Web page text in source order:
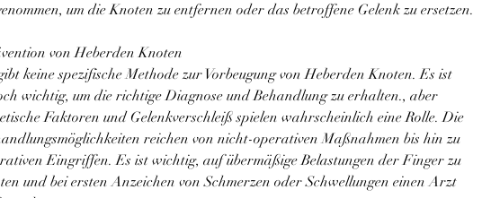
um die Knoten zu entfernen oder das betroffene Gelenk zu ersetzen.
von Heberden Knoten
keine spezifische Methode zur Vorbeugung von Heberden Knoten. Es ist
wichtig, um die richtige Diagnose und Behandlung zu erhalten., aber
Faktoren und Gelenkverschleiß spielen wahrscheinlich eine Rolle. Die
reichen von nicht-operativen Maßnahmen bis hin zu
Eingriffen. Es ist wichtig, auf übermäßige Belastungen der Finger zu
und bei ersten Anzeichen von Schmerzen oder Schwellungen einen Arzt